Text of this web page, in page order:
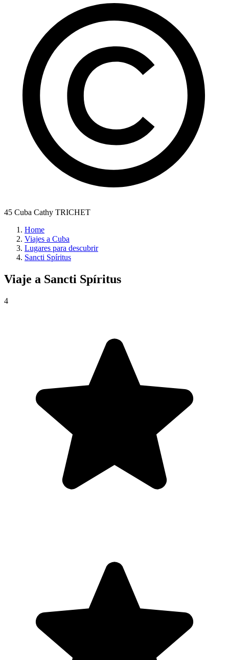
45 Cuba Cathy TRICHET
Home
Viajes a Cuba
Lugares para descubrir
Sancti Spíritus
Viaje a Sancti Spíritus
4